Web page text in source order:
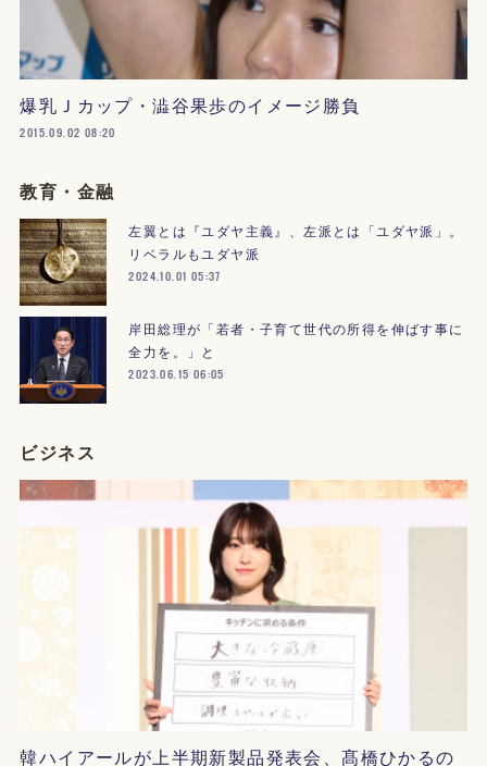
爆乳Ｊカップ・澁谷果歩のイメージ勝負
2015.09.02 08:20
教育・金融
左翼とは『ユダヤ主義』、左派とは「ユダヤ派」。
リベラルもユダヤ派
2024.10.01 05:37
岸田総理が「若者・子育て世代の所得を伸ばす事に
全力を。」と
2023.06.15 06:05
ビジネス
韓ハイアールが上半期新製品発表会、髙橋ひかるの